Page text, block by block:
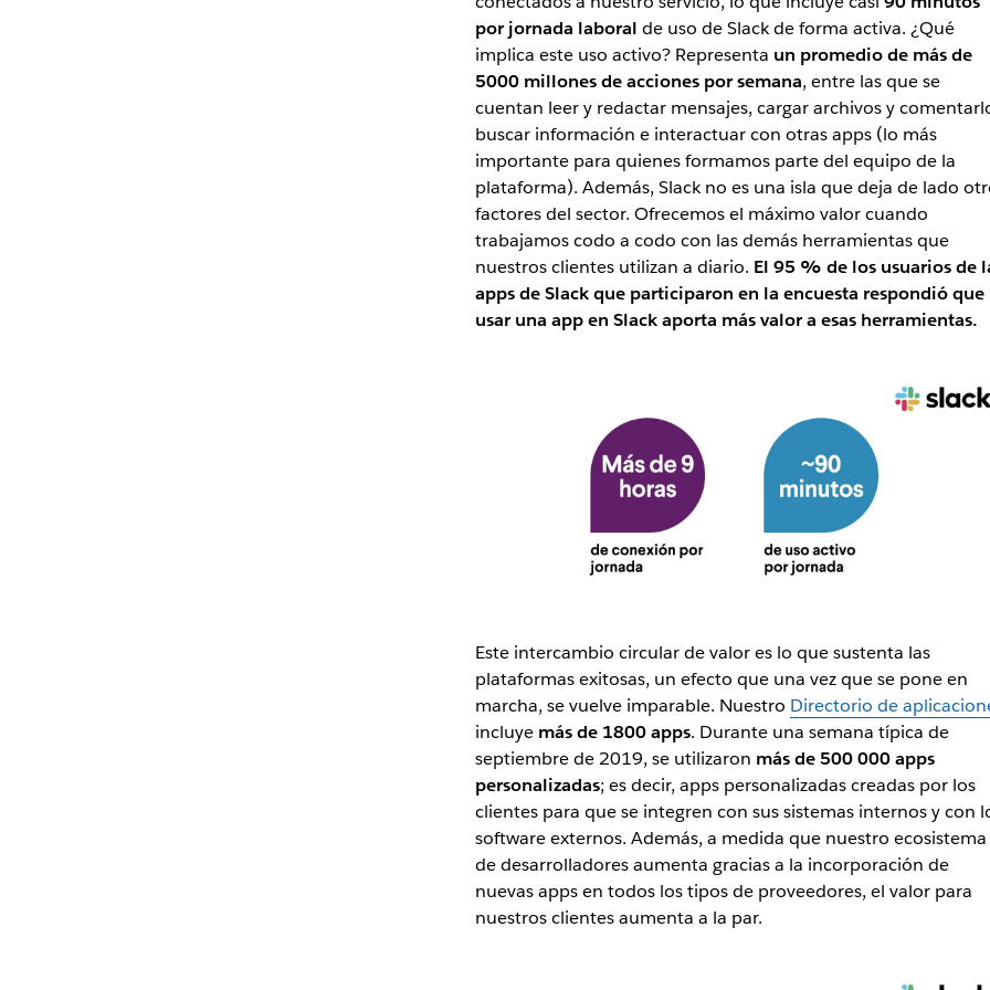
por jornada laboral de uso de Slack de forma activa. ¿Qué
implica este uso activo? Representa un promedio de más de
5000 millones de acciones por semana, entre las que se
cuentan leer y redactar mensajes, cargar archivos y
buscar información e interactuar con otras apps (lo más
importante para quienes formamos parte del equipo de la
plataforma). Además, Slack no es una isla que deja de lado
factores del sector. Ofrecemos el máximo valor cuando
trabajamos codo a codo con las demás herramientas que
nuestros clientes utilizan a diario. El 95 % de los usuarios de
apps de Slack que participaron en la encuesta respondió que
usar una app en Slack aporta más valor a esas herramientas.
Este intercambio circular de valor es lo que sustenta las
plataformas exitosas, un efecto que una vez que se pone en
marcha, se vuelve imparable. Nuestro Directorio de
incluye más de 1800 apps. Durante una semana típica de
septiembre de 2019, se utilizaron más de 500 000 apps
personalizadas; es decir, apps personalizadas creadas por los
clientes para que se integren con sus sistemas internos y con
software externos. Además, a medida que nuestro ecosistema
de desarrolladores aumenta gracias a la incorporación de
nuevas apps en todos los tipos de proveedores, el valor para
nuestros clientes aumenta a la par.